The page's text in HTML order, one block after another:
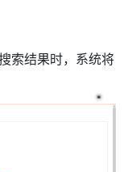
索结果时，系统将